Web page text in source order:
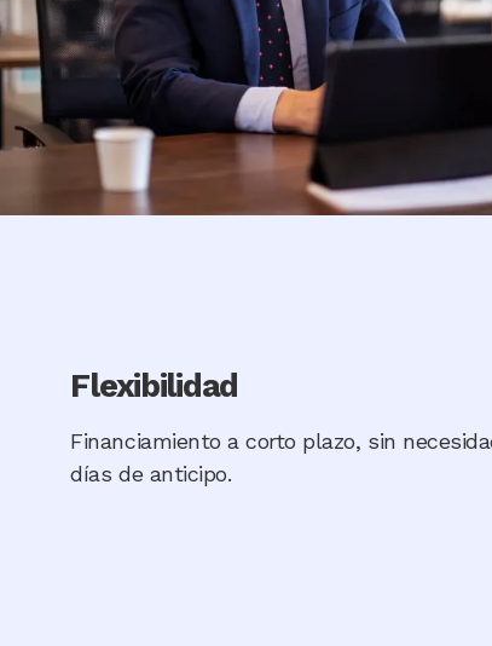
Flexibilidad
Financiamiento a corto plazo, sin
días de anticipo.